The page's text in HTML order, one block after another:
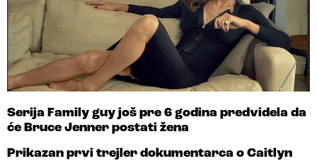
Serija Family guy još pre 6 godina predvidela da
će Bruce Jenner postati žena
Prikazan prvi trejler dokumentarca o Caitlyn